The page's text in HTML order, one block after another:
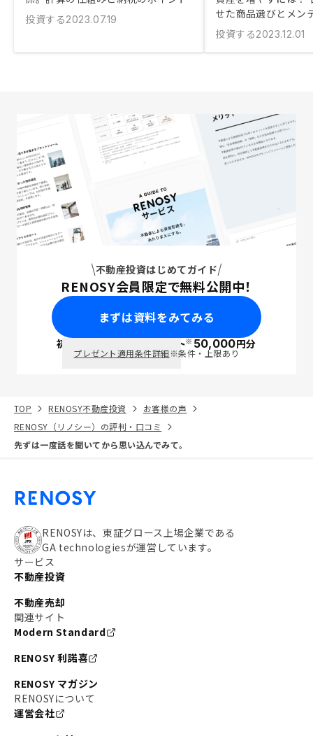
投資する2023.07.19
せた商品選びとメン
投資する2023.12.01
不動産投資はじめてガイド
RENOSY会員限定で無料公開中！
まずは資料をみてみる
初回面談で ポイント※50,000円分
プレゼント適用条件詳細※条件・上限あり
TOP RENOSY不動産投資
お客様の声
RENOSY（リノシー）の評判・口コミ
先ずは一度話を聞いてから思い込んでみて。
RENOSYは、東証グロース上場企業である
GA technologiesが運営しています。
サービス
不動産投資
不動産売却
関連サイト
Modern Standard
RENOSY 利諾喜
RENOSY マガジン
RENOSYについて
運営会社